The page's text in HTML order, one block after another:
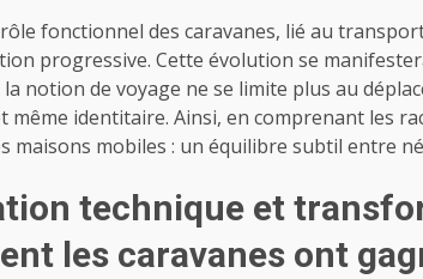
fonctionnel des caravanes, lié au
progressive. Cette évolution se
notion de voyage ne se limite plus au
même identitaire. Ainsi, en comprenant les
maisons mobiles : un équilibre subtil entre
technique et
les caravanes ont